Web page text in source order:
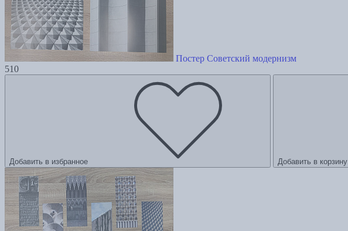
Постер Советский модернизм
510
Добавить в избранное Добавить в корзину